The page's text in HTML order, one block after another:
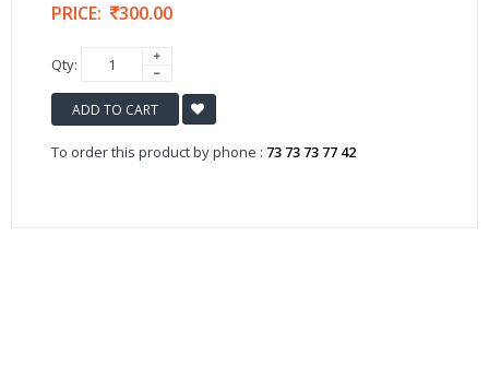
PRICE: 300.00
Qty:
ADD TO CART
To order this product by phone : 73 73 73 77 42